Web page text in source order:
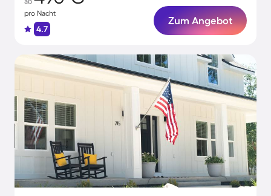
pro Nacht
4.7
Zum Angebot